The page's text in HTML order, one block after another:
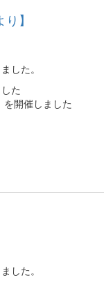
】
した。
た
開催しました
した。